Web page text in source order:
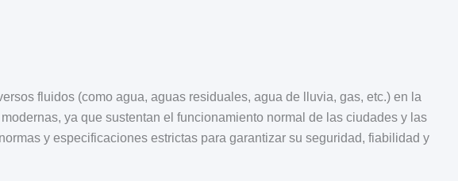
fluidos (como agua, aguas residuales, agua de lluvia, gas, etc.) en la
ya que sustentan el funcionamiento normal de las ciudades y las
y especificaciones estrictas para garantizar su seguridad, fiabilidad y